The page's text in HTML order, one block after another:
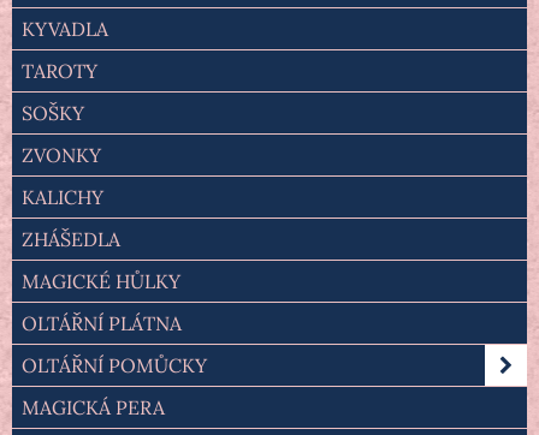
KYVADLA
TAROTY
SOŠKY
ZVONKY
KALICHY
ZHÁŠEDLA
MAGICKÉ HŮLKY
OLTÁŘNÍ PLÁTNA
OLTÁŘNÍ POMŮCKY
MAGICKÁ PERA